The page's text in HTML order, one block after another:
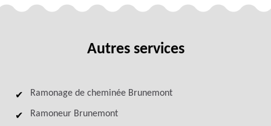
Autres services
Ramonage de cheminée Brunemont
Ramoneur Brunemont